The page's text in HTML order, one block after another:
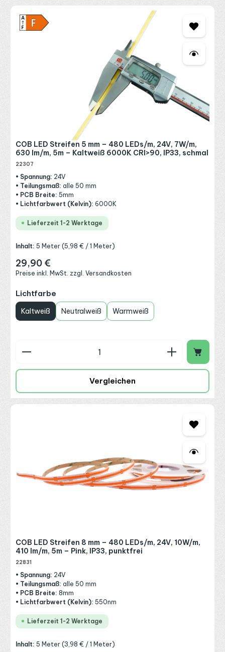
COB LED Streifen 5 mm – 480 LEDs/m, 24V, 7W/m,
630 lm/m, 5m – Kaltweiß 6000K CRI>90, IP33, schmal
22307
• Spannung: 24V
• Teilungsmaß: alle 50 mm
• PCB Breite: 5mm
• Lichtfarbwert (Kelvin): 6000K
Lieferzeit 1-2 Werktage
Inhalt:5 Meter(5,98 € / 1 Meter)
Regulärer Preis:
29,90 €
Preise inkl. MwSt. zzgl. Versandkosten
Lichtfarbe
Kaltweiß Neutralweiß Warmweiß
Produkt Anzahl: Gib den gewünschten Wert
Vergleichen
COB LED Streifen 8 mm – 480 LEDs/m, 24V, 10W/m,
410 lm/m, 5m – Pink, IP33, punktfrei
22831
• Spannung: 24V
• Teilungsmaß: alle 50 mm
• PCB Breite: 8mm
• Lichtfarbwert (Kelvin): 550nm
Lieferzeit 1-2 Werktage
Inhalt:5 Meter(3,98 € / 1 Meter)